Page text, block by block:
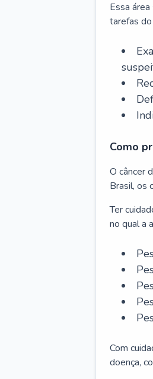
Essa
tarefas
Como
O câncer
Brasil, os
Ter
no qual a
Com
doença,